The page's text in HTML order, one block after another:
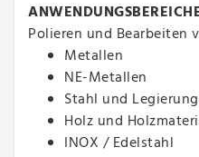
Polieren und Bearbeiten
Metallen
NE-Metallen
Stahl und
Holz und
INOX / Edelstahl